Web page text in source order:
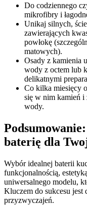
Do codziennego
mikrofibry i
Unikaj silnych,
zawierających
powłokę
matowych).
Osady z kamienia
wody z octem lub
delikatnymi
Co kilka miesięcy
się w nim kamień i
wody.
baterię dla
Wybór idealnej baterii
funkcjonalnością,
uniwersalnego modelu,
Kluczem do sukcesu jest
przyzwyczajeń.